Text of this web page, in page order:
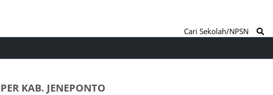
Cari Sekolah/NPSN
KAB. JENEPONTO